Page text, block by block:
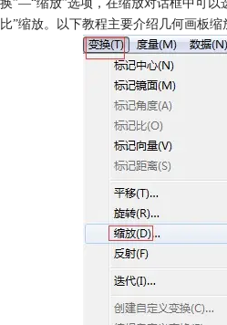
比”缩放。以下教程主要介绍几何画板缩